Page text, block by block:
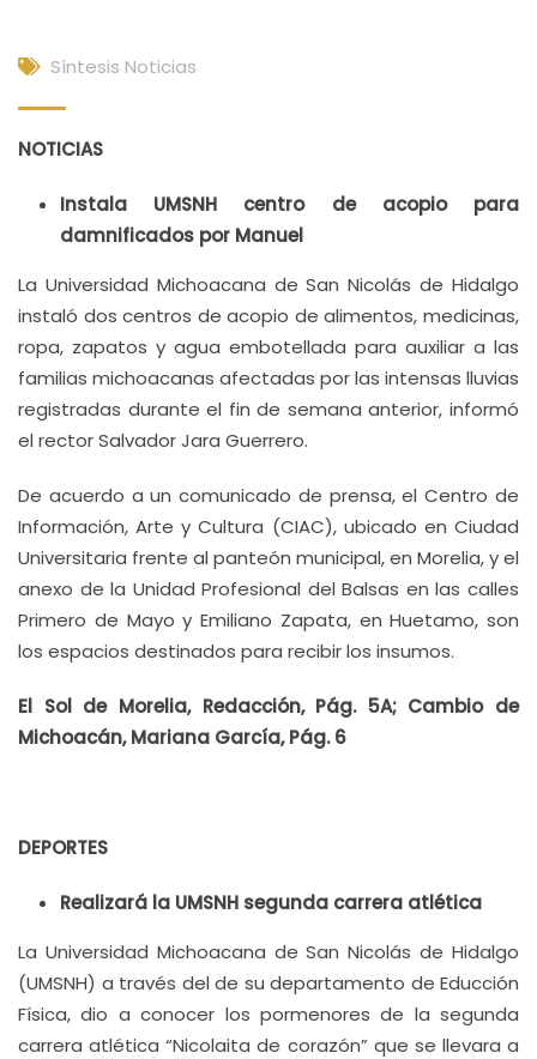
Síntesis Noticias
NOTICIAS
Instala UMSNH centro de acopio para
damnificados por Manuel
La Universidad Michoacana de San Nicolás de Hidalgo
instaló dos centros de acopio de alimentos, medicinas,
ropa, zapatos y agua embotellada para auxiliar a las
familias michoacanas afectadas por las intensas lluvias
registradas durante el fin de semana anterior, informó
el rector Salvador Jara Guerrero.
De acuerdo a un comunicado de prensa, el Centro de
Información, Arte y Cultura (CIAC), ubicado en Ciudad
Universitaria frente al panteón municipal, en Morelia, y el
anexo de la Unidad Profesional del Balsas en las calles
Primero de Mayo y Emiliano Zapata, en Huetamo, son
los espacios destinados para recibir los insumos.
El Sol de Morelia, Redacción, Pág. 5A; Cambio de
Michoacán, Mariana García, Pág. 6
DEPORTES
Realizará la UMSNH segunda carrera atlética
La Universidad Michoacana de San Nicolás de Hidalgo
(UMSNH) a través del de su departamento de Educción
Física, dio a conocer los pormenores de la segunda
carrera atlética “Nicolaita de corazón” que se llevara a